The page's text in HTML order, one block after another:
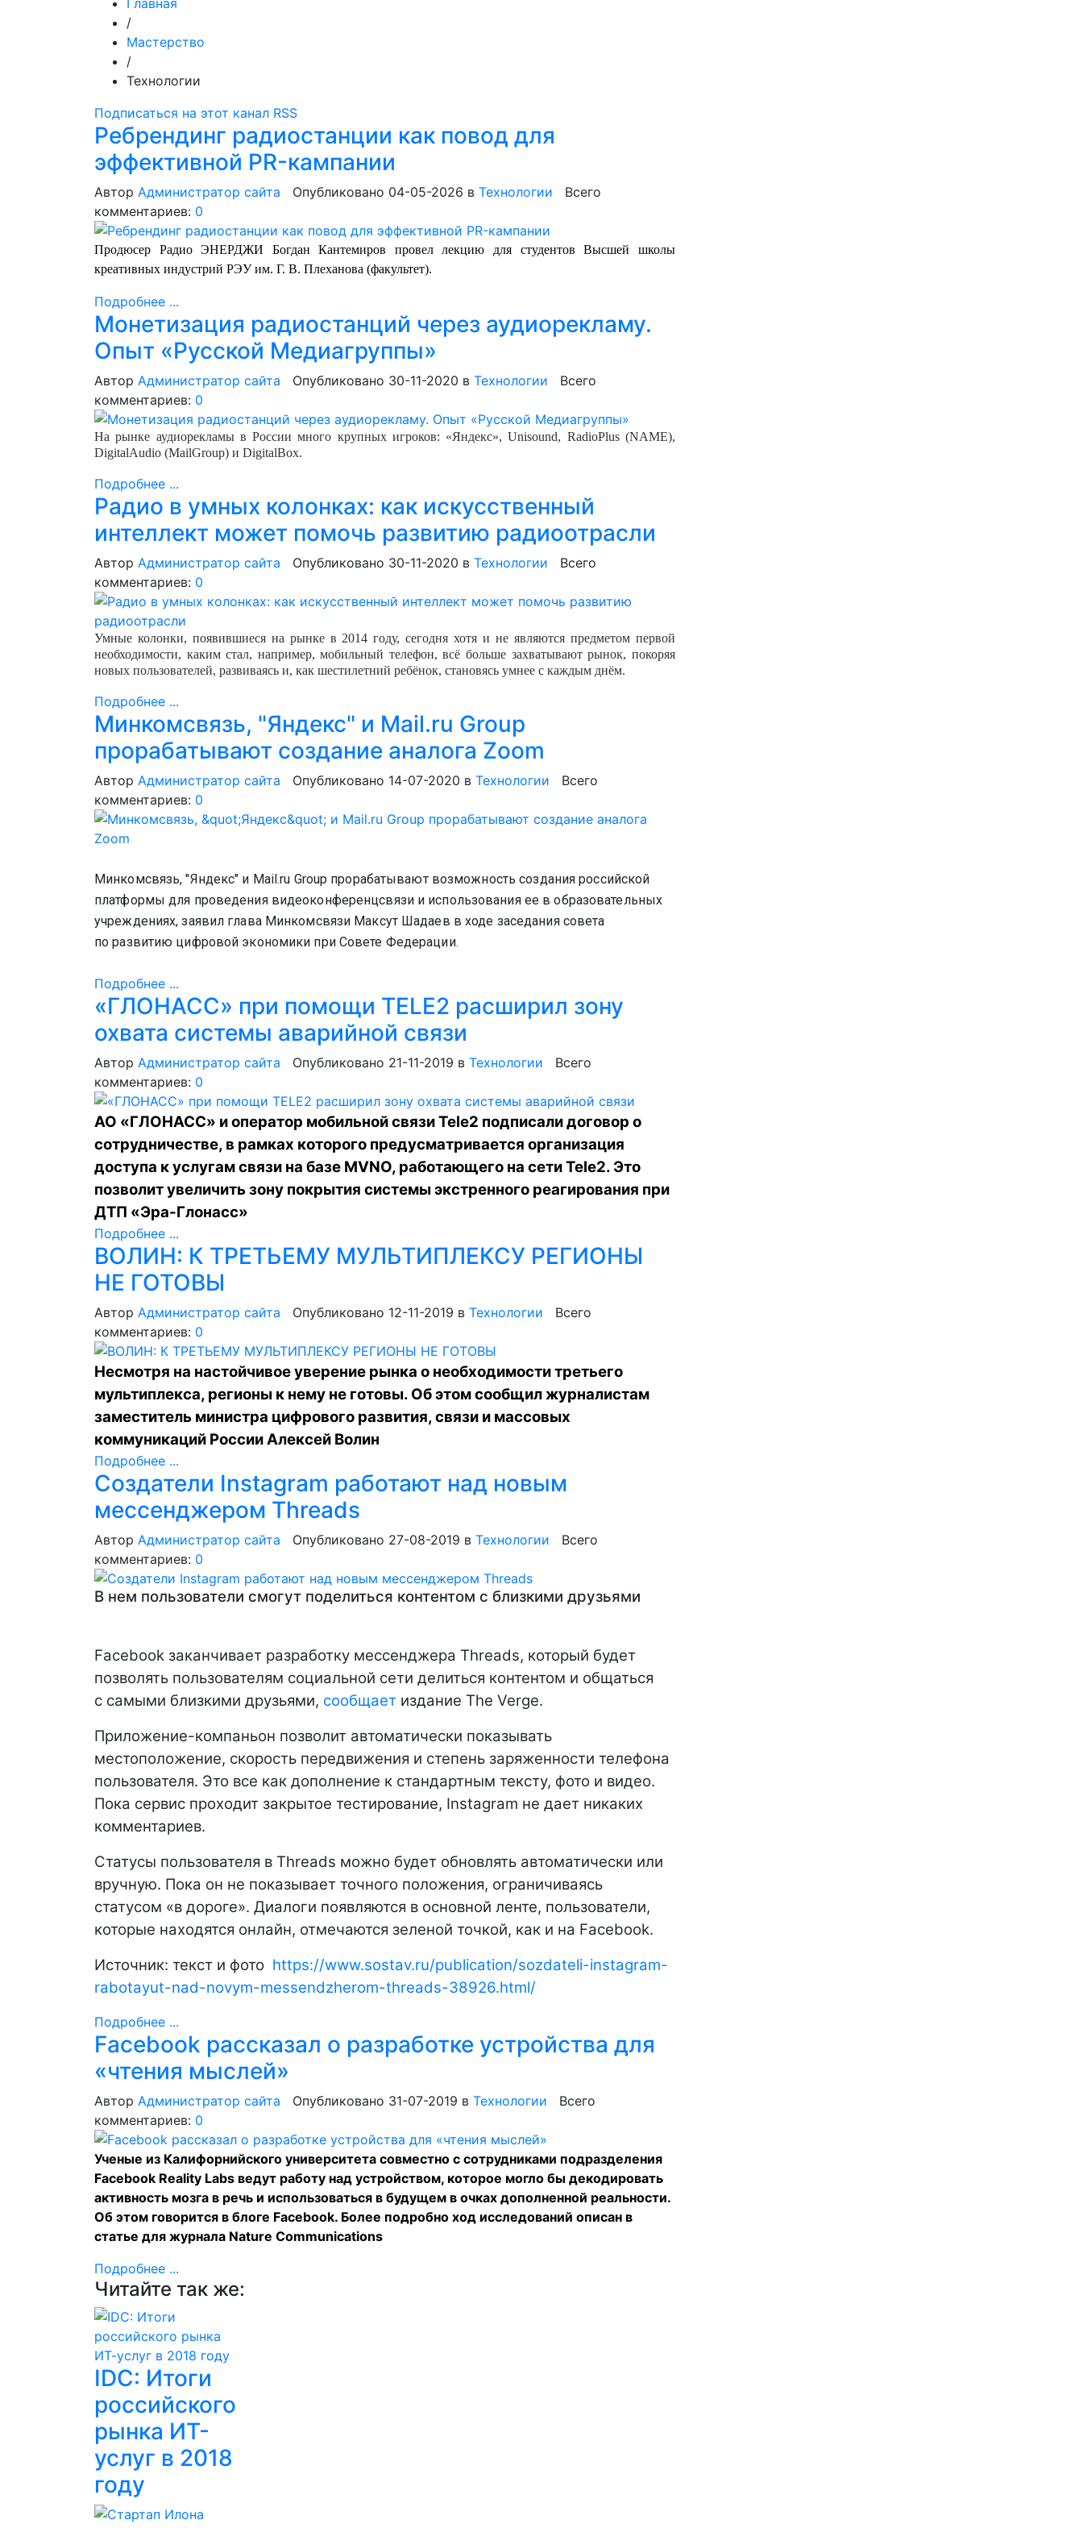
Главная
/
Мастерство
/
Технологии
Подписаться на этот канал RSS
Ребрендинг радиостанции как повод для
эффективной PR-кампании
Автор Администратор сайта Опубликовано 04-05-2026 в Технологии Всего
комментариев: 0
Продюсер Радио ЭНЕРДЖИ Богдан Кантемиров провел лекцию для студентов Высшей школы
креативных индустрий РЭУ им. Г. В. Плеханова (факультет).
Подробнее ...
Монетизация радиостанций через аудиорекламу.
Опыт «Русской Медиагруппы»
Автор Администратор сайта Опубликовано 30-11-2020 в Технологии Всего
комментариев: 0
На рынке аудиорекламы в России много крупных игроков: «Яндекс», Unisound, RadioPlus (NAME),
DigitalAudio (MailGroup) и DigitalBox.
Подробнее ...
Радио в умных колонках: как искусственный
интеллект может помочь развитию радиоотрасли
Автор Администратор сайта Опубликовано 30-11-2020 в Технологии Всего
комментариев: 0
Умные колонки, появившиеся на рынке в 2014 году, сегодня хотя и не являются предметом первой
необходимости, каким стал, например, мобильный телефон, всё больше захватывают рынок, покоряя
новых пользователей, развиваясь и, как шестилетний ребёнок, становясь умнее с каждым днём.
Подробнее ...
Минкомсвязь, "Яндекс" и Mail.ru Group
прорабатывают создание аналога Zoom
Автор Администратор сайта Опубликовано 14-07-2020 в Технологии Всего
комментариев: 0
Минкомсвязь, "Яндекс" и Mail.ru Group прорабатывают возможность создания российской
платформы для проведения видеоконференцсвязи и использования ее в образовательных
учреждениях, заявил глава Минкомсвязи Максут Шадаев в ходе заседания совета
по развитию цифровой экономики при Совете Федерации.
Подробнее ...
«ГЛОНАСС» при помощи TELE2 расширил зону
охвата системы аварийной связи
Автор Администратор сайта Опубликовано 21-11-2019 в Технологии Всего
комментариев: 0
АО «ГЛОНАСС» и оператор мобильной связи Tele2 подписали договор о
сотрудничестве, в рамках которого предусматривается организация
доступа к услугам связи на базе MVNO, работающего на сети Tele2. Это
позволит увеличить зону покрытия системы экстренного реагирования при
ДТП «Эра-Глонасс»
Подробнее ...
ВОЛИН: К ТРЕТЬЕМУ МУЛЬТИПЛЕКСУ РЕГИОНЫ
НЕ ГОТОВЫ
Автор Администратор сайта Опубликовано 12-11-2019 в Технологии Всего
комментариев: 0
Несмотря на настойчивое уверение рынка о необходимости третьего
мультиплекса, регионы к нему не готовы. Об этом сообщил журналистам
заместитель министра цифрового развития, связи и массовых
коммуникаций России Алексей Волин
Подробнее ...
Создатели Instagram работают над новым
мессенджером Threads
Автор Администратор сайта Опубликовано 27-08-2019 в Технологии Всего
комментариев: 0
В нем пользователи смогут поделиться контентом с близкими друзьями
Facebook заканчивает разработку мессенджера Threads, который будет
позволять пользователям социальной сети делиться контентом и общаться
с самыми близкими друзьями, сообщает издание The Verge.
Приложение-компаньон позволит автоматически показывать
местоположение, скорость передвижения и степень заряженности телефона
пользователя. Это все как дополнение к стандартным тексту, фото и видео.
Пока сервис проходит закрытое тестирование, Instagram не дает никаких
комментариев.
Статусы пользователя в Threads можно будет обновлять автоматически или
вручную. Пока он не показывает точного положения, ограничиваясь
статусом «в дороге». Диалоги появляются в основной ленте, пользователи,
которые находятся онлайн, отмечаются зеленой точкой, как и на Facebook.
Источник: текст и фото https://www.sostav.ru/publication/sozdateli-instagram-
rabotayut-nad-novym-messendzherom-threads-38926.html/
Подробнее ...
Facebook рассказал о разработке устройства для
«чтения мыслей»
Автор Администратор сайта Опубликовано 31-07-2019 в Технологии Всего
комментариев: 0
Ученые из Калифорнийского университета совместно с сотрудниками подразделения
Facebook Reality Labs ведут работу над устройством, которое могло бы декодировать
активность мозга в речь и использоваться в будущем в очках дополненной реальности.
Об этом говорится в блоге Facebook. Более подробно ход исследований описан в
статье для журнала Nature Communications
Подробнее ...
Читайте так же:
IDC: Итоги
российского
рынка ИТ-
услуг в 2018
году